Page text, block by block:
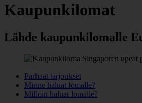
Kaupunkilomat
Lähde kaupunkilomalle
Parhaat tarjoukset
Minne haluat lomalle?
Milloin haluat lomalle?